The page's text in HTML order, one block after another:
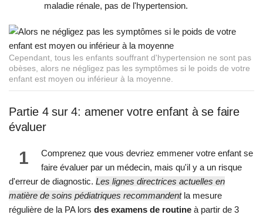
maladie rénale, pas de l'hypertension.
Cependant, tous les enfants souffrant d'hypertension ne sont pas
obèses, alors ne négligez pas les symptômes si le poids de votre
enfant est moyen ou inférieur à la moyenne.
Partie 4 sur 4: amener votre enfant à se faire
évaluer
1
Comprenez que vous devriez emmener votre enfant se
faire évaluer par un médecin, mais qu'il y a un risque
d'erreur de diagnostic. Les lignes directrices actuelles en
matière de soins pédiatriques recommandentla mesure
régulière de la PA lors des examens de routine à partir de 3